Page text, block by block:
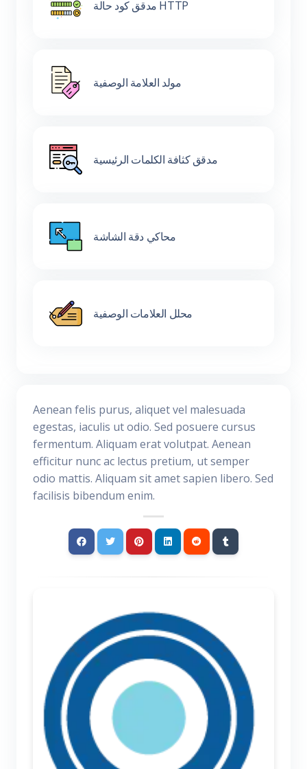
مدقق كود حالة HTTP
مولد العلامة الوصفية
مدقق كثافة الكلمات الرئيسية
محاكي دقة الشاشة
محلل العلامات الوصفية
Aenean felis purus, aliquet vel malesuada
egestas, iaculis ut odio. Sed posuere cursus
fermentum. Aliquam erat volutpat. Aenean
efficitur nunc ac lectus pretium, ut semper
odio mattis. Aliquam sit amet sapien libero. Sed
facilisis bibendum enim.